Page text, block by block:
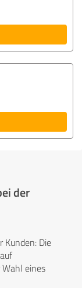
der
Kunden: Die
eines